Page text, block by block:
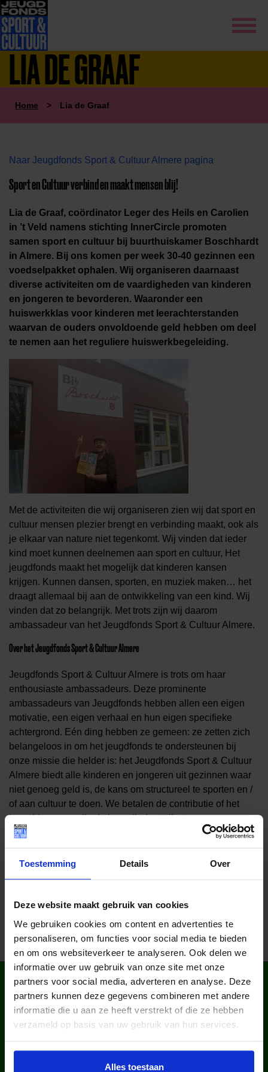
Toestemming Details Over
Deze website maakt gebruik van cookies
We gebruiken cookies om content en advertenties te
personaliseren, om functies voor social media te bieden
en om ons websiteverkeer te analyseren. Ook delen we
informatie over uw gebruik van onze site met onze
partners voor social media, adverteren en analyse. Deze
partners kunnen deze gegevens combineren met andere
informatie die u aan ze heeft verstrekt of die ze hebben
verzameld op basis van uw gebruik van hun services.
Alles toestaan
LIA DE GRAAF
Home > Lia de Graaf
Naar Jeugdfonds Sport & Cultuur Almere pagina
Sport en Cultuur verbind en maakt mensen blij!
Lia de Graaf, coördinator Leger des Heils en Carolien
in ’t Veld namens stichting InnerCircle promoten
samen sport en cultuur bij buurthuiskamer Boschhardt
in Almere. Bij ons komen per week 30-40 gezinnen een
voedselpakket ophalen. Wij organiseren daarnaast
diverse activiteiten om de vaardigheden van kinderen
en jongeren te bevorderen. Waaronder een
huiswerkklas voor kinderen met leerachterstanden
waarvan de ouders onvoldoende geld hebben om deel
te nemen aan het reguliere huiswerkbegeleiding.
Met de activiteiten die wij organiseren zien wij dat sport en
cultuur mensen plezier brengt en verbinding maakt, ook als
je elkaar van nature niet tegenkomt. Wij vinden dat ieder
kind moet kunnen deelnemen aan sport en cultuur, Het
jeugdfonds maakt het mogelijk dat kinderen kansen
krijgen. Kunnen dansen, sporten, en muziek maken… het
draagt allemaal bij aan de ontwikkeling van een kind. Wij
vinden dat zo belangrijk. Met trots zijn wij daarom
ambassadeur van het Jeugdfonds Sport & Cultuur Almere.
Over het Jeugdfonds Sport & Cultuur Almere
Jeugdfonds Sport & Cultuur Almere is trots om haar
enthousiaste ambassadeurs. Deze prominente
ambassadeurs van Jeugdfonds hebben allen een eigen
motivatie, een eigen verhaal en hun eigen specifieke
achtergrond. Eén ding hebben ze gemeen: ze zetten zich
belangeloos in om het jeugdfonds te ondersteunen bij
onze missie die helder is: het Jeugdfonds Sport & Cultuur
Almere biedt alle kinderen en jongeren uit gezinnen waar
niet genoeg geld is, de kans om structureel te sporten en /
of aan cultuur te doen. We betalen de contributie of het
lesgeld en zo nodig de benodigde attributen.
WIST JE DAT IN
NEDERLAND?